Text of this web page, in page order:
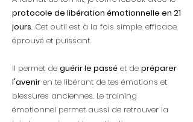
protocole de libération émotionnelle en 21
jours. Cet outil est à la fois simple, efficace,
éprouvé et puissant.
Il permet de guérir le passé et de préparer
l'avenir en te libérant de tes émotions et
blessures anciennes. Le training
émotionnel permet aussi de retrouver la